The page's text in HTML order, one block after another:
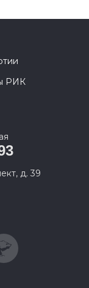
РИК
д. 39